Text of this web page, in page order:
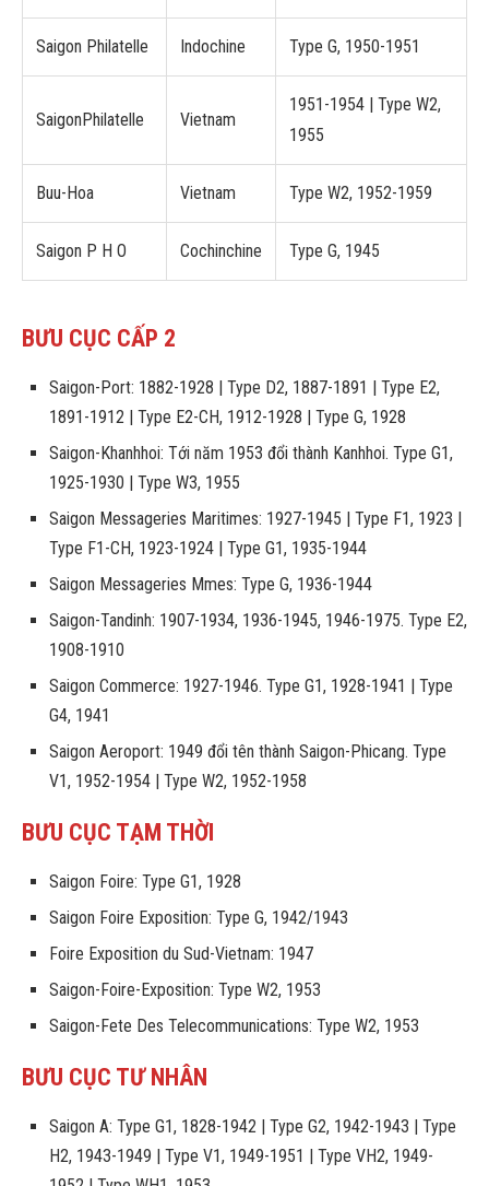
Saigon Philatelle Indochine Type G, 1950-1951
SaigonPhilatelle Vietnam
1951-1954 | Type W2,
1955
Buu-Hoa Vietnam Type W2, 1952-1959
Saigon P H O Cochinchine Type G, 1945
BƯU CỤC CẤP 2
Saigon-Port: 1882-1928 | Type D2, 1887-1891 | Type E2,
1891-1912 | Type E2-CH, 1912-1928 | Type G, 1928
Saigon-Khanhhoi: Tới năm 1953 đổi thành Kanhhoi. Type G1,
1925-1930 | Type W3, 1955
Saigon Messageries Maritimes: 1927-1945 | Type F1, 1923 |
Type F1-CH, 1923-1924 | Type G1, 1935-1944
Saigon Messageries Mmes: Type G, 1936-1944
Saigon-Tandinh: 1907-1934, 1936-1945, 1946-1975. Type E2,
1908-1910
Saigon Commerce: 1927-1946. Type G1, 1928-1941 | Type
G4, 1941
Saigon Aeroport: 1949 đổi tên thành Saigon-Phicang. Type
V1, 1952-1954 | Type W2, 1952-1958
BƯU CỤC TẠM THỜI
Saigon Foire: Type G1, 1928
Saigon Foire Exposition: Type G, 1942/1943
Foire Exposition du Sud-Vietnam: 1947
Saigon-Foire-Exposition: Type W2, 1953
Saigon-Fete Des Telecommunications: Type W2, 1953
BƯU CỤC TƯ NHÂN
Saigon A: Type G1, 1828-1942 | Type G2, 1942-1943 | Type
H2, 1943-1949 | Type V1, 1949-1951 | Type VH2, 1949-